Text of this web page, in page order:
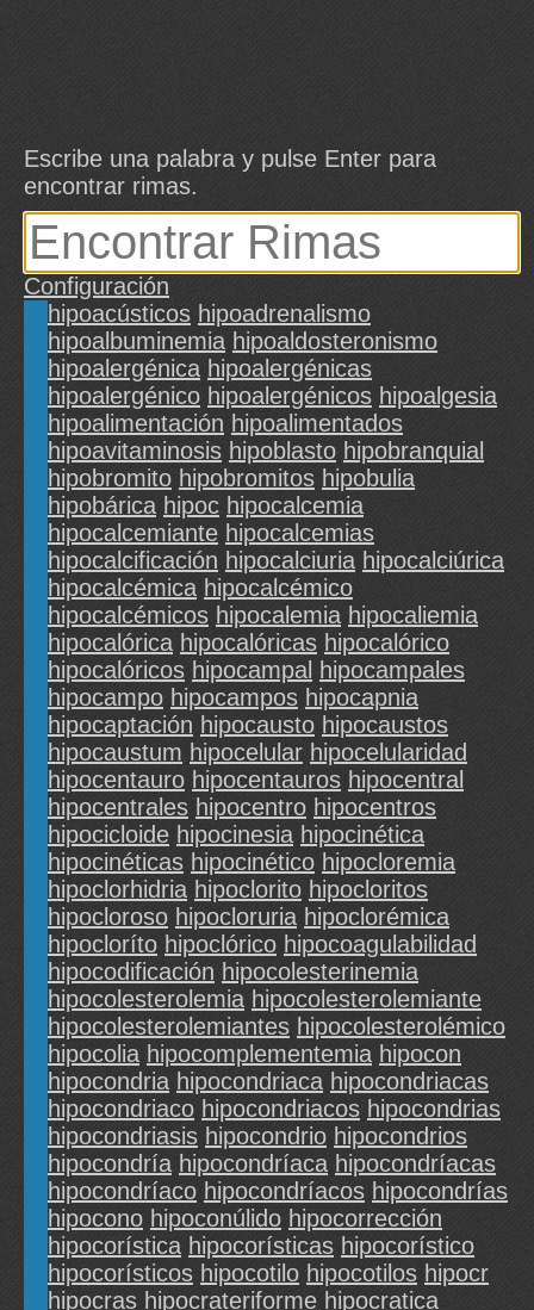
Escribe una palabra y pulse Enter para
encontrar rimas.
Configuración
hipoacústicos hipoadrenalismo
hipoalbuminemia hipoaldosteronismo
hipoalergénica hipoalergénicas
hipoalergénico hipoalergénicos hipoalgesia
hipoalimentación hipoalimentados
hipoavitaminosis hipoblasto hipobranquial
hipobromito hipobromitos hipobulia
hipobárica hipoc hipocalcemia
hipocalcemiante hipocalcemias
hipocalcificación hipocalciuria hipocalciúrica
hipocalcémica hipocalcémico
hipocalcémicos hipocalemia hipocaliemia
hipocalórica hipocalóricas hipocalórico
hipocalóricos hipocampal hipocampales
hipocampo hipocampos hipocapnia
hipocaptación hipocausto hipocaustos
hipocaustum hipocelular hipocelularidad
hipocentauro hipocentauros hipocentral
hipocentrales hipocentro hipocentros
hipocicloide hipocinesia hipocinética
hipocinéticas hipocinético hipocloremia
hipoclorhidria hipoclorito hipocloritos
hipocloroso hipocloruria hipoclorémica
hipocloríto hipoclórico hipocoagulabilidad
hipocodificación hipocolesterinemia
hipocolesterolemia hipocolesterolemiante
hipocolesterolemiantes hipocolesterolémico
hipocolia hipocomplementemia hipocon
hipocondria hipocondriaca hipocondriacas
hipocondriaco hipocondriacos hipocondrias
hipocondriasis hipocondrio hipocondrios
hipocondría hipocondríaca hipocondríacas
hipocondríaco hipocondríacos hipocondrías
hipocono hipoconúlido hipocorrección
hipocorística hipocorísticas hipocorístico
hipocorísticos hipocotilo hipocotilos hipocr
hipocras hipocrateriforme hipocratica